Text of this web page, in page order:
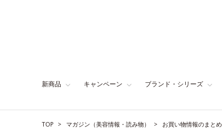
新商品 キャンペーン ブランド・シリーズ
TOP マガジン（美容情報・読み物） お買い物情報のまとめ